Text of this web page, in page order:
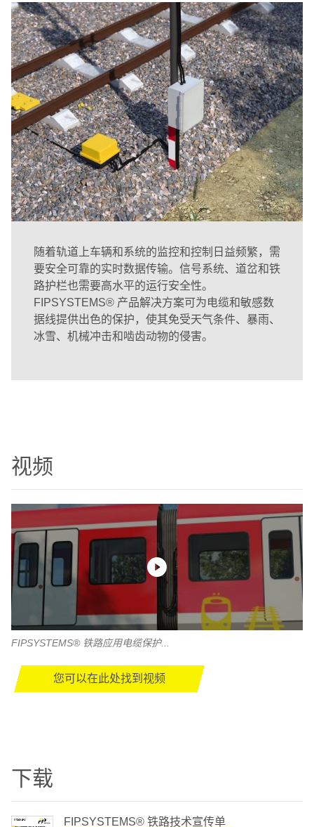
随着轨道上车辆和系统的监控和控制日益频繁，需
要安全可靠的实时数据传输。信号系统、道岔和铁
路护栏也需要高水平的运行安全性。
FIPSYSTEMS® 产品解决方案可为电缆和敏感数
据线提供出色的保护，使其免受天气条件、暴雨、
冰雪、机械冲击和啮齿动物的侵害。
视频
FIPSYSTEMS® 铁路应用电缆保护...
您可以在此处找到视频
下载
FIPSYSTEMS® 铁路技术宣传单